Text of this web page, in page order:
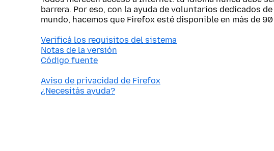
barrera. Por eso, con la ayuda de voluntarios dedicados
mundo, hacemos que Firefox esté disponible en más de
Verificá los requisitos del sistema
Notas de la versión
Código fuente
Aviso de privacidad de Firefox
¿Necesitás ayuda?